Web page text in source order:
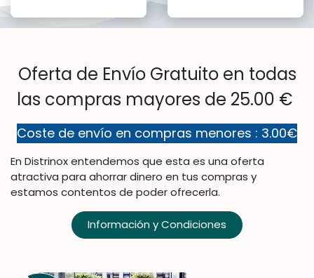
Oferta de Envío Gratuito en todas
las compras mayores de 25.00 €
Coste de envío en compras menores : 3.00€
En Distrinox entendemos que esta es una oferta
atractiva para ahorrar dinero en tus compras y
estamos contentos de poder ofrecerla.
Información y Condiciones